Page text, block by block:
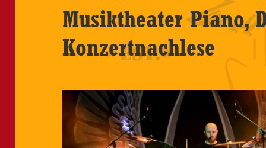
Musiktheater Piano,
Konzertnachlese